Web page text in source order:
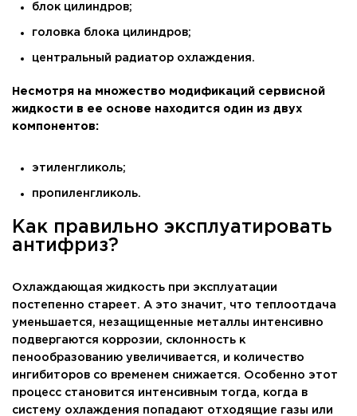
блок цилиндров;
головка блока цилиндров;
центральный радиатор охлаждения.
Несмотря на множество модификаций сервисной
жидкости в ее основе находится один из двух
компонентов:
этиленгликоль;
пропиленгликоль.
Как правильно эксплуатировать
антифриз?
Охлаждающая жидкость при эксплуатации
постепенно стареет. А это значит, что теплоотдача
уменьшается, незащищенные металлы интенсивно
подвергаются коррозии, склонность к
пенообразованию увеличивается, и количество
ингибиторов со временем снижается. Особенно этот
процесс становится интенсивным тогда, когда в
систему охлаждения попадают отходящие газы или